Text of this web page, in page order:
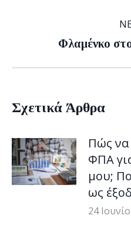
Φλαμένκο
Σχετικά Άρθρα
Πώς
ΦΠΑ
μου;
ως
24